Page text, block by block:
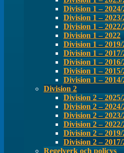
Division 1 – 2024/
Division 1 – 2023/
Division 1 – 2022/
Division 1 – 2022
Division 1 – 2019/
Division 1 – 2017/
Division 1 – 2016/
Division 1 – 2015/
Division 1 – 2014/
Division 2
Division 2 – 2025/
Division 2 – 2024/
Division 2 – 2023/
Division 2 – 2022/
Division 2 – 2019/
Division 2 – 2017/
Regelverk och policys